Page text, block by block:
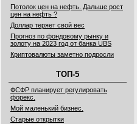
Потолок цен на нефть. Дальше рост
цен на нефть ?
Доллар теряет свой вес
Прогноз по фондовому рынку и
золоту на 2023 год от банка UBS
Криптовалюты заметно подросли
ТОП-5
ФСФР планирует регулировать
форекс.
Мой маленький бизнес.
Старые открытки